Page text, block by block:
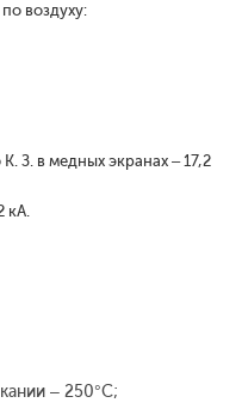
воздуху:
З. в медных экранах – 17,2
кА.
– 250°С;